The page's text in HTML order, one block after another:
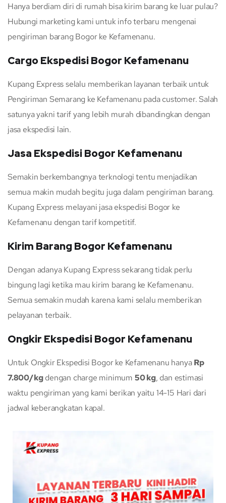
Hanya berdiam diri di rumah bisa kirim barang ke luar pulau?
Hubungi marketing kami untuk info terbaru mengenai
pengiriman barang Bogor ke Kefamenanu.
Cargo Ekspedisi Bogor Kefamenanu
Kupang Express selalu memberikan layanan terbaik untuk
Pengiriman Semarang ke Kefamenanu pada customer. Salah
satunya yakni tarif yang lebih murah dibandingkan dengan
jasa ekspedisi lain.
Jasa Ekspedisi Bogor Kefamenanu
Semakin berkembangnya terknologi tentu menjadikan
semua makin mudah begitu juga dalam pengiriman barang.
Kupang Express melayani jasa ekspedisi Bogor ke
Kefamenanu dengan tarif kompetitif.
Kirim Barang Bogor Kefamenanu
Dengan adanya Kupang Express sekarang tidak perlu
bingung lagi ketika mau kirim barang ke Kefamenanu.
Semua semakin mudah karena kami selalu memberikan
pelayanan terbaik.
Ongkir Ekspedisi Bogor Kefamenanu
Untuk Ongkir Ekspedisi Bogor ke Kefamenanu hanyaRp
7.800/kgdengan charge minimum 50 kg, dan estimasi
waktu pengiriman yang kami berikan yaitu 14-15 Hari dari
jadwal keberangkatan kapal.